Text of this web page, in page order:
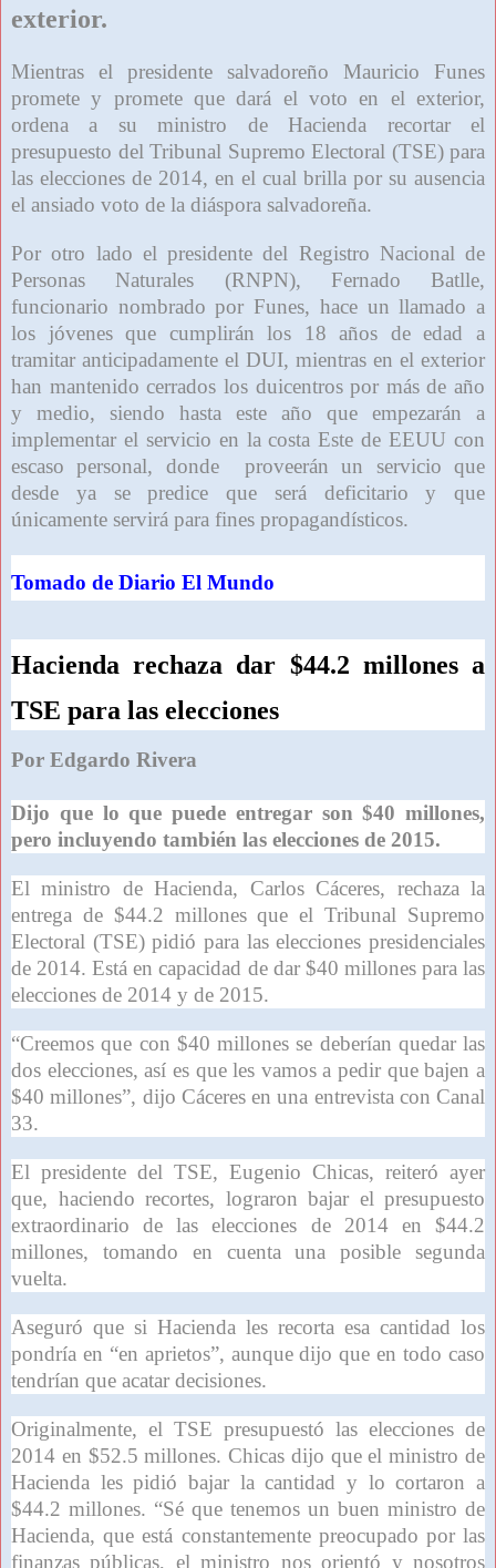
exterior.
Mientras el presidente salvadoreño Mauricio Funes
promete y promete que dará el voto en el exterior,
ordena a su ministro de Hacienda recortar el
presupuesto del Tribunal Supremo Electoral (TSE) para
las elecciones de 2014, en el cual brilla por su ausencia
el ansiado voto de la diáspora salvadoreña.
Por otro lado el presidente del Registro Nacional de
Personas Naturales (RNPN), Fernado Batlle,
funcionario nombrado por Funes, hace un llamado a
los jóvenes que cumplirán los 18 años de edad a
tramitar anticipadamente el DUI, mientras en el exterior
han mantenido cerrados los duicentros por más de año
y medio, siendo hasta este año que empezarán a
implementar el servicio en la costa Este de EEUU con
escaso personal, donde proveerán un servicio que
desde ya se predice que será deficitario y que
únicamente servirá para fines propagandísticos.
Tomado de Diario El Mundo
Hacienda rechaza dar $44.2 millones a
TSE para las elecciones
Por Edgardo Rivera
Dijo que lo que puede entregar son $40 millones,
pero incluyendo también las elecciones de 2015.
El ministro de Hacienda, Carlos Cáceres, rechaza la
entrega de $44.2 millones que el Tribunal Supremo
Electoral (TSE) pidió para las elecciones presidenciales
de 2014. Está en capacidad de dar $40 millones para las
elecciones de 2014 y de 2015.
“Creemos que con $40 millones se deberían quedar las
dos elecciones, así es que les vamos a pedir que bajen a
$40 millones”, dijo Cáceres en una entrevista con Canal
33.
El presidente del TSE, Eugenio Chicas, reiteró ayer
que, haciendo recortes, lograron bajar el presupuesto
extraordinario de las elecciones de 2014 en $44.2
millones, tomando en cuenta una posible segunda
vuelta.
Aseguró que si Hacienda les recorta esa cantidad los
pondría en “en aprietos”, aunque dijo que en todo caso
tendrían que acatar decisiones.
Originalmente, el TSE presupuestó las elecciones de
2014 en $52.5 millones. Chicas dijo que el ministro de
Hacienda les pidió bajar la cantidad y lo cortaron a
$44.2 millones. “Sé que tenemos un buen ministro de
Hacienda, que está constantemente preocupado por las
finanzas públicas, el ministro nos orientó y nosotros